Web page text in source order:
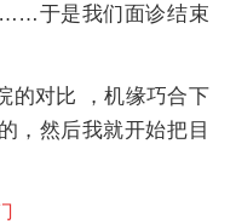
于是我们面诊结束
对比 ，机缘巧合下
，然后我就开始把目